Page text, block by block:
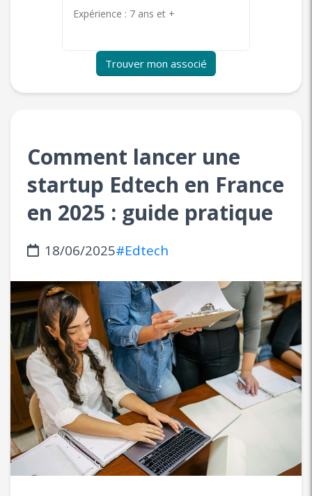
Expérience : 7 ans et +
Trouver mon associé
Comment lancer une
startup Edtech en France
en 2025 : guide pratique
18/06/2025#Edtech